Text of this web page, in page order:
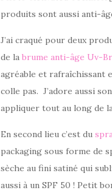
produits sont aussi anti-
J’ai craqué pour deux
de la brume anti-âge Uv-
agréable et rafraîchissant
colle pas. J’adore aussi
appliquer tout au long de
En second lieu c’est du
packaging sous forme de
sèche au fini satiné qui
aussi à un SPF 50 ! Petit